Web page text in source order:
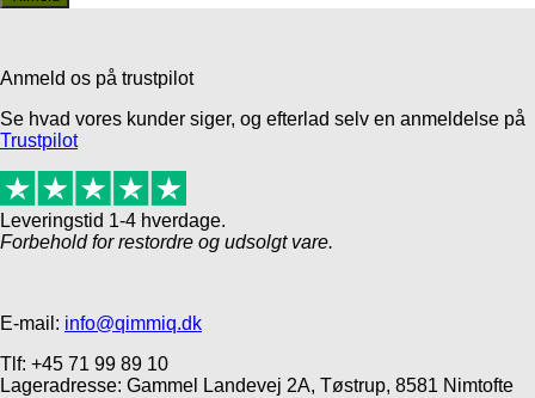
Anmeld os på trustpilot
Se hvad vores kunder siger, og efterlad selv en anmeldelse på
Trustpilot
Leveringstid 1-4 hverdage.
Forbehold for restordre og udsolgt vare.
E-mail: info@qimmiq.dk
Tlf: +45 71 99 89 10
Lageradresse: Gammel Landevej 2A, Tøstrup, 8581 Nimtofte